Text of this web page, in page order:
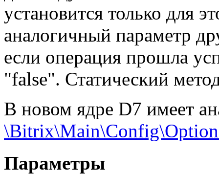
установится только для
аналогичный параметр
если операция прошла
"false". Статический
В новом ядре D7 имеет
Параметры